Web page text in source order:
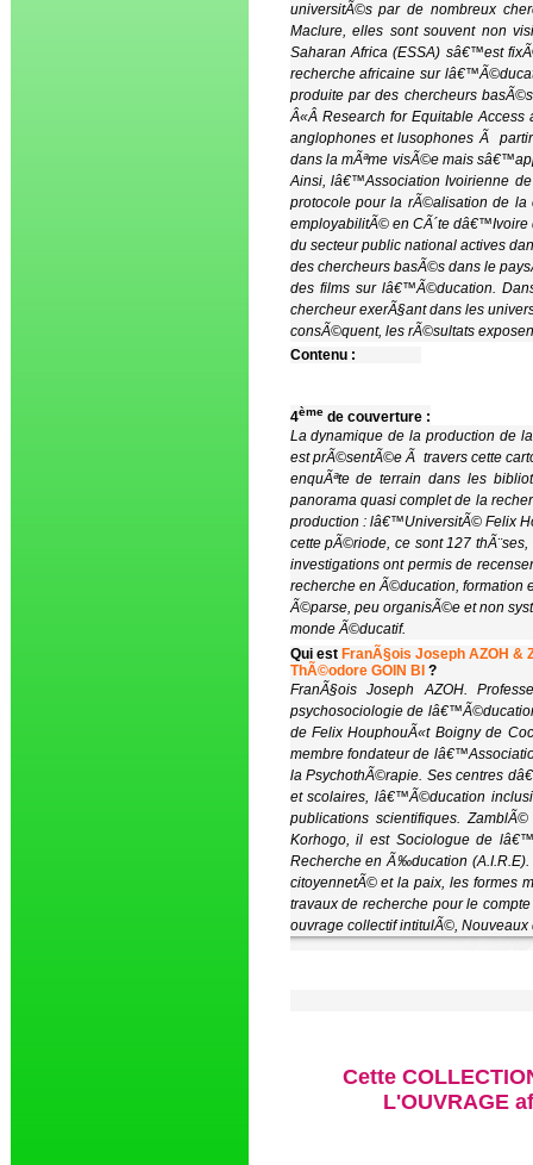
universitÃ©s par de nombreux
Maclure, elles sont souvent non
Saharan Africa (ESSA) sâ€™est
recherche africaine sur
produite par des chercheurs
Â«Â Research for Equitable
anglophones et lusophones Ã
dans la mÃªme visÃ©e mais
Ainsi, lâ€™Association Ivoirienne
protocole pour la rÃ©alisation de
employabilitÃ© en CÃ´te dâ€™Ivoire
du secteur public national actives
des chercheurs basÃ©s dans le
des films sur lâ€™Ã©ducation.
chercheur exerÃ§ant dans les
consÃ©quent, les rÃ©sultats
Contenu :
4èmede couverture :
La dynamique de la production de
est prÃ©sentÃ©e Ã travers cette
enquÃªte de terrain dans les
panorama quasi complet de la
production : lâ€™UniversitÃ© Felix
cette pÃ©riode, ce sont 127
investigations ont permis de
recherche en Ã©ducation, formation
Ã©parse, peu organisÃ©e et non
monde Ã©ducatif.
Qui est FranÃ§ois Joseph AZOH &
ThÃ©odore GOIN BI ?
FranÃ§ois Joseph AZOH.
psychosociologie de
de Felix HouphouÃ«t Boigny de
membre fondateur de
la PsychothÃ©rapie. Ses centres
et scolaires, lâ€™Ã©ducation
publications scientifiques.
Korhogo, il est Sociologue de
Recherche en Ã‰ducation
citoyennetÃ© et la paix, les
travaux de recherche pour le
ouvrage collectif intitulÃ©,
Cette
L'OUVRAGE